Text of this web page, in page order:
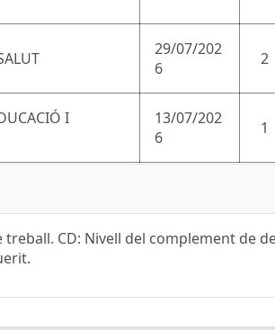
29/07/202
6
2
I
13/07/202
6
1
CD: Nivell del complement de